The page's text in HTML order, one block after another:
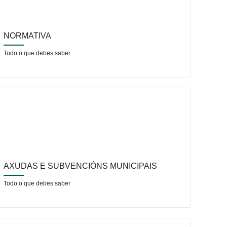
NORMATIVA
Todo o que debes saber
AXUDAS E SUBVENCIÓNS MUNICIPAIS
Todo o que debes saber